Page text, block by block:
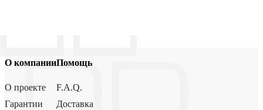
О компании
О проекте
Гарантии
Помощь
F.A.Q.
Доставка